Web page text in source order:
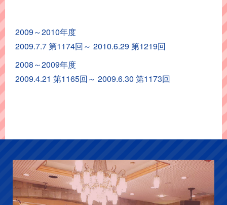
ア
ー
カ
イ
2009～2010年度
2009.7.7 第1174回～ 2010.6.29 第1219回
2008～2009年度
2009.4.21 第1165回～ 2009.6.30 第1173回